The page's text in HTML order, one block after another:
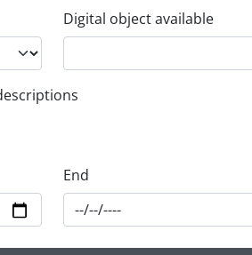
Digital object available
End